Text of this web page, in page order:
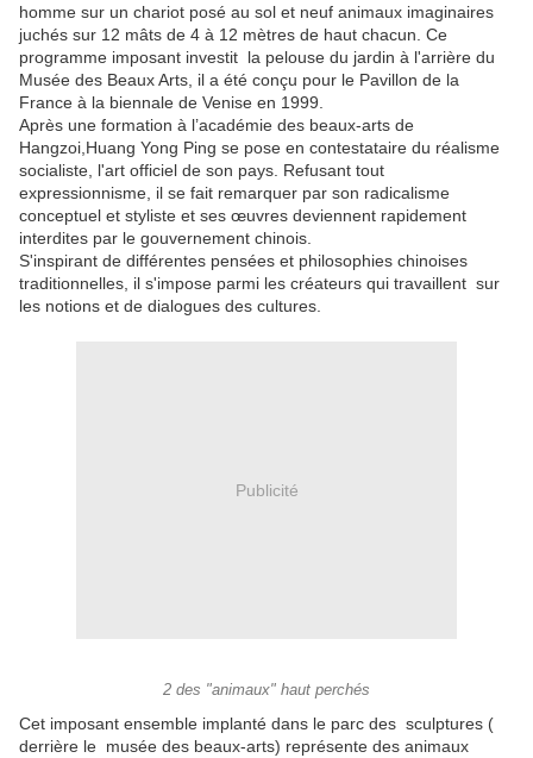
homme sur un chariot posé au sol et neuf animaux imaginaires
juchés sur 12 mâts de 4 à 12 mètres de haut chacun. Ce
programme imposant investit la pelouse du jardin à l'arrière du
Musée des Beaux Arts, il a été conçu pour le Pavillon de la
France à la biennale de Venise en 1999.
Après une formation à l’académie des beaux-arts de
Hangzoi,Huang Yong Ping se pose en contestataire du réalisme
socialiste, l'art officiel de son pays. Refusant tout
expressionnisme, il se fait remarquer par son radicalisme
conceptuel et styliste et ses œuvres deviennent rapidement
interdites par le gouvernement chinois.
S'inspirant de différentes pensées et philosophies chinoises
traditionnelles, il s'impose parmi les créateurs qui travaillent sur
les notions et de dialogues des cultures.
Publicité
2 des "animaux" haut perchés
Cet imposant ensemble implanté dans le parc des sculptures (
derrière le musée des beaux-arts) représente des animaux